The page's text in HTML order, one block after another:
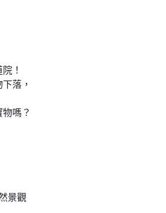
！
落，
嗎？
景觀